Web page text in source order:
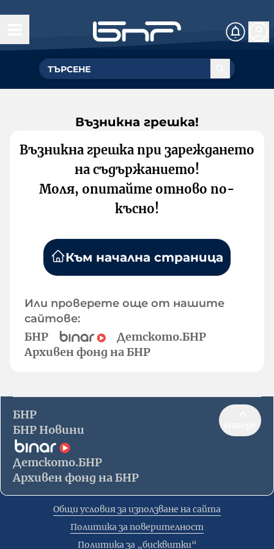
Възникна грешка!
Възникна грешка при зареждането
на съдържанието!
Моля, опитайте отново по-
късно!
Към начална страница
Или проверете още от нашите
сайтове:
БНР
Детското.БНР
Архивен фонд на БНР
БНР
БНР Новини
Детското.БНР
Архивен фонд на БНР
Общи условия за използване на сайта
Политика за поверителност
Политика за „бисквитки“